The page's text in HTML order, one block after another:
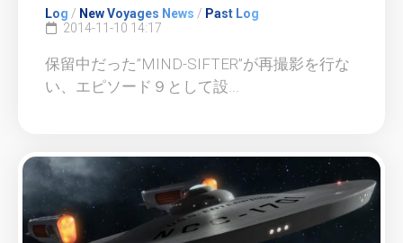
Log / New Voyages News / Past Log
2014-11-10 14:17
保留中だった”MIND-SIFTER”が再撮影を行な
い、エピソード９として設...